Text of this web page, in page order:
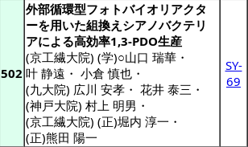
502
外部循環型フォトバイオリアクタ
ーを用いた組換えシアノバクテリ
アによる高効率1,3-PDO生産
(京工繊大院) (学)○山口 瑞華 ・
叶 静遠 ・ 小倉 慎也 ・
(九大院) 広川 安孝 ・ 花井 泰三 ・
(神戸大院) 村上 明男 ・
(京工繊大院) (正)堀内 淳一 ・
(正)熊田 陽一
SY-
69